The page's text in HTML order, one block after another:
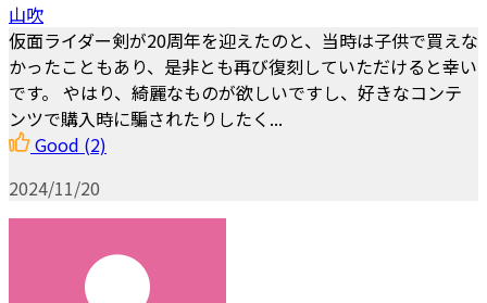
山吹
仮面ライダー剣が20周年を迎えたのと、当時は子供で買えな
かったこともあり、是非とも再び復刻していただけると幸い
です。 やはり、綺麗なものが欲しいですし、好きなコンテ
ンツで購入時に騙されたりしたく...
Good (2)
2024/11/20